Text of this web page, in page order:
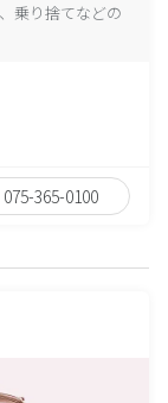
乗り捨てなどの
075-365-0100